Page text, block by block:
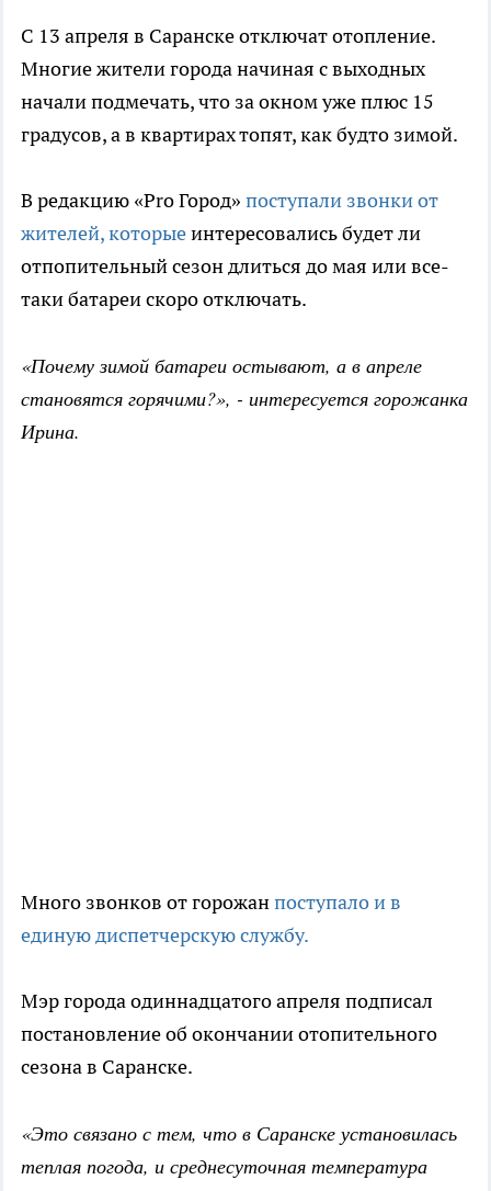
С 13 апреля в Саранске отключат отопление.
Многие жители города начиная с выходных
начали подмечать, что за окном уже плюс 15
градусов, а в квартирах топят, как будто зимой.
В редакцию «Pro Город» поступали звонки от
жителей, которыеинтересовались будет ли
отпопительный сезон длиться до мая или все-
таки батареи скоро отключать.
«Почему зимой батареи остывают, а в апреле
становятся горячими?», - интересуется горожанка
Ирина.
Много звонков от горожанпоступало и в
единую диспетчерскую службу.
Мэр города одиннадцатого апреля подписал
постановление об окончании отопительного
сезона в Саранске.
«Это связано с тем, что в Саранске установилась
теплая погода, и среднесуточная температура